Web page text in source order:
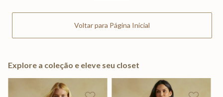
Voltar para Página Inicial
Explore a coleção e eleve seu closet